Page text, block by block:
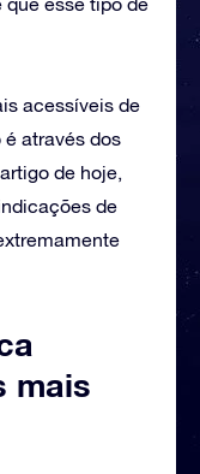
acessíveis de
através dos
de hoje,
de
mais